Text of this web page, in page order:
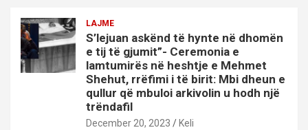
LAJME
S’lejuan askënd të hynte në dhomën
e tij të gjumit”- Ceremonia e
lamtumirës në heshtje e Mehmet
Shehut, rrëfimi i të birit: Mbi dheun e
qullur që mbuloi arkivolin u hodh një
trëndafil
December 20, 2023 Keli